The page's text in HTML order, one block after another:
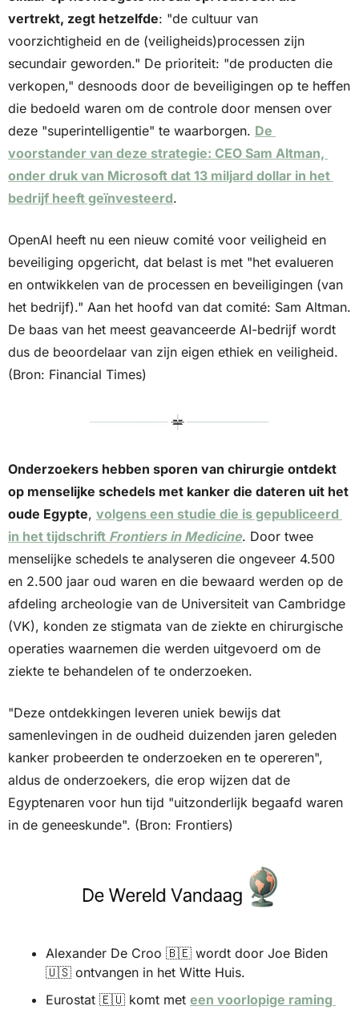
vertrekt, zegt hetzelfde: "de cultuur van
voorzichtigheid en de (veiligheids)processen zijn
secundair geworden." De prioriteit: "de producten die
verkopen," desnoods door de beveiligingen op te heffen
die bedoeld waren om de controle door mensen over
deze "superintelligentie" te waarborgen. De
voorstander van deze strategie: CEO Sam Altman,
onder druk van Microsoft dat 13 miljard dollar in het
bedrijf heeft geïnvesteerd.
OpenAI heeft nu een nieuw comité voor veiligheid en
beveiliging opgericht, dat belast is met "het evalueren
en ontwikkelen van de processen en beveiligingen (van
het bedrijf)." Aan het hoofd van dat comité: Sam Altman.
De baas van het meest geavanceerde AI-bedrijf wordt
dus de beoordelaar van zijn eigen ethiek en veiligheid.
(Bron: Financial Times)
Onderzoekers hebben sporen van chirurgie ontdekt
op menselijke schedels met kanker die dateren uit het
oude Egypte, volgens een studie die is gepubliceerd
in het tijdschrift Frontiers in Medicine. Door twee
menselijke schedels te analyseren die ongeveer 4.500
en 2.500 jaar oud waren en die bewaard werden op de
afdeling archeologie van de Universiteit van Cambridge
(VK), konden ze stigmata van de ziekte en chirurgische
operaties waarnemen die werden uitgevoerd om de
ziekte te behandelen of te onderzoeken.
"Deze ontdekkingen leveren uniek bewijs dat
samenlevingen in de oudheid duizenden jaren geleden
kanker probeerden te onderzoeken en te opereren",
aldus de onderzoekers, die erop wijzen dat de
Egyptenaren voor hun tijd "uitzonderlijk begaafd waren
in de geneeskunde". (Bron: Frontiers)
Alexander De Croo 🇧🇪
🇺🇸 ontvangen in het Witte Huis.
Eurostat 🇪🇺 komt met een voorlopige raming